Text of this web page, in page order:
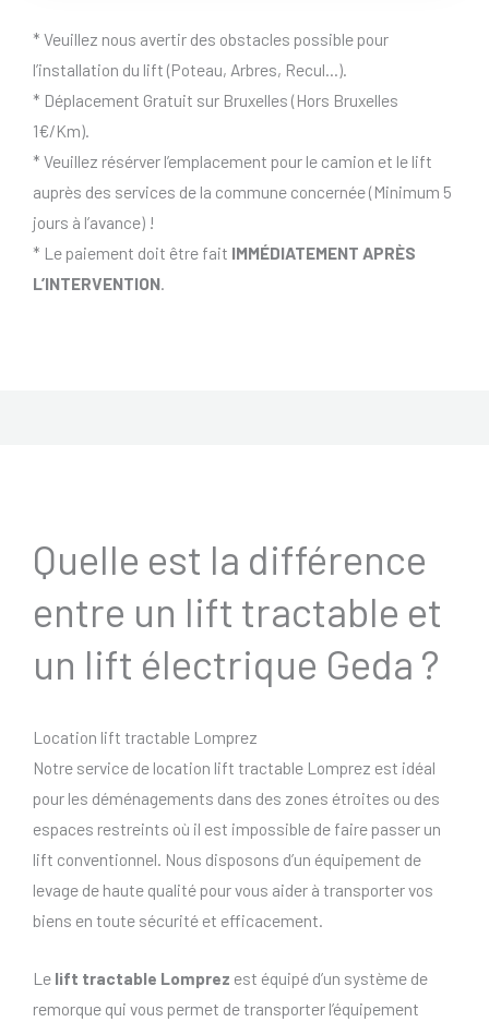
* Veuillez nous avertir des obstacles possible pour
l’installation du lift (Poteau, Arbres, Recul…).
* Déplacement Gratuit sur Bruxelles (Hors Bruxelles
1€/Km).
* Veuillez résérver l’emplacement pour le camion et le lift
auprès des services de la commune concernée (Minimum 5
jours à l’avance) !
* Le paiement doit être fait IMMÉDIATEMENT APRÈS
L’INTERVENTION
Quelle est la différence
entre un lift tractable et
un lift électrique Geda ?
Location lift tractable Lomprez
Notre service de location lift tractable Lomprez est idéal
pour les déménagements dans des zones étroites ou des
espaces restreints où il est impossible de faire passer un
lift conventionnel. Nous disposons d’un équipement de
levage de haute qualité pour vous aider à transporter vos
biens en toute sécurité et efficacement.
Le lift tractable Lomprez est équipé d’un système de
remorque qui vous permet de transporter l’équipement